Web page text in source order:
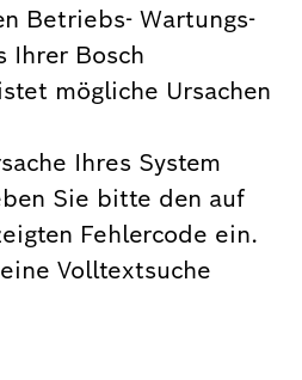
Betriebs- Wartungs-
Ihrer Bosch
mögliche Ursachen
Ihres System
Sie bitte den auf
Fehlercode ein.
Volltextsuche